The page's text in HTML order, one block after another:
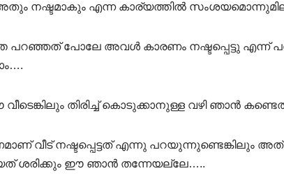
അതും നഷ്ടമാകും എന്ന കാര്യത്തിൽ
പറഞ്ഞത് പോലേ അവൾ കാരണം നഷ്ടപ്പെട്ടു എന്ന്
തിരിച്ച് കൊടുക്കാനുള്ള വഴി ഞാൻ
വീട് നഷ്ടപ്പെട്ടത് എന്നു പറയുന്നുണ്ടെങ്കിലും അത്
ശരിക്കും ഈ ഞാൻ തന്നേയല്ലേ…..